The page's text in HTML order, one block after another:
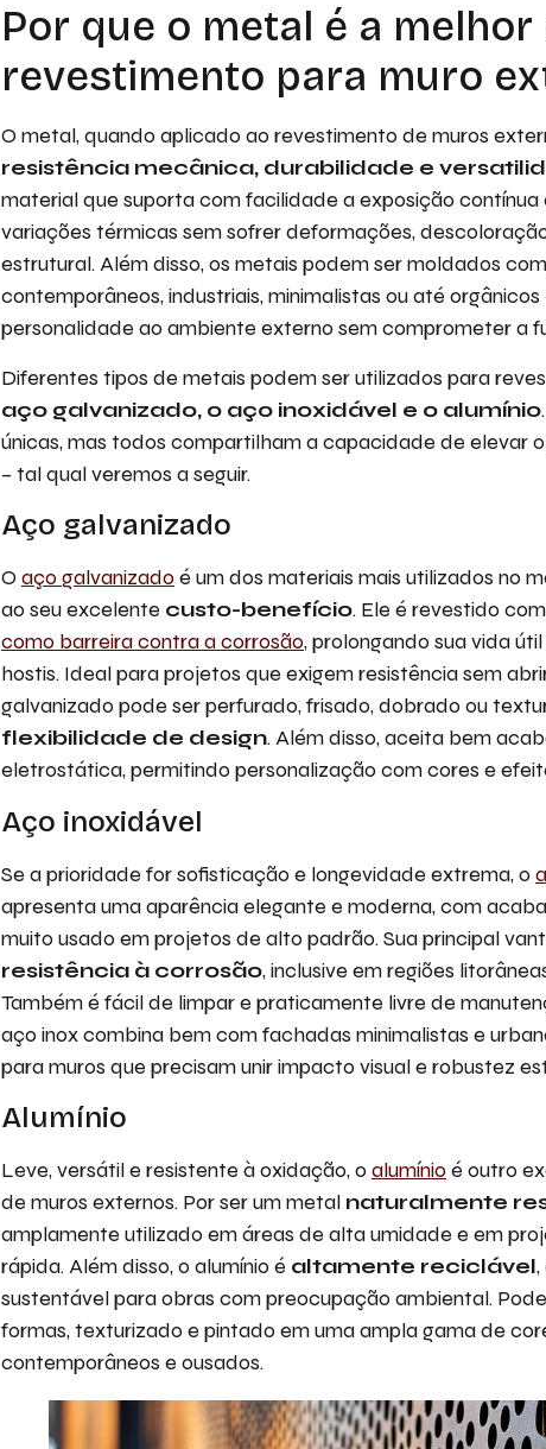
Por que o metal é a
revestimento para muro
O metal, quando aplicado ao revestimento de muros
resistência mecânica, durabilidade e
material que suporta com facilidade a exposição contínua
variações térmicas sem sofrer deformações,
estrutural. Além disso, os metais podem ser moldados
contemporâneos, industriais, minimalistas ou até
personalidade ao ambiente externo sem comprometer a
Diferentes tipos de metais podem ser utilizados para
aço galvanizado, o aço inoxidável e o alumínio
únicas, mas todos compartilham a capacidade de elevar
– tal qual veremos a seguir.
Aço galvanizado
O aço galvanizadoé um dos materiais mais utilizados no
ao seu excelente custo-benefício. Ele é revestido
como barreira contra a corrosão, prolongando sua vida
hostis. Ideal para projetos que exigem resistência sem
galvanizado pode ser perfurado, frisado, dobrado ou
flexibilidade de design. Além disso, aceita bem
eletrostática, permitindo personalização com cores e
Aço inoxidável
Se a prioridade for sofisticação e longevidade extrema, o
apresenta uma aparência elegante e moderna, com
muito usado em projetos de alto padrão. Sua principal
resistência à corrosão, inclusive em regiões
Também é fácil de limpar e praticamente livre de
aço inox combina bem com fachadas minimalistas e
para muros que precisam unir impacto visual e robustez
Alumínio
Leve, versátil e resistente à oxidação, o alumínioé outro
de muros externos. Por ser um metal naturalmente
amplamente utilizado em áreas de alta umidade e em
rápida. Além disso, o alumínio é altamente reciclável
sustentável para obras com preocupação ambiental.
formas, texturizado e pintado em uma ampla gama de
contemporâneos e ousados.